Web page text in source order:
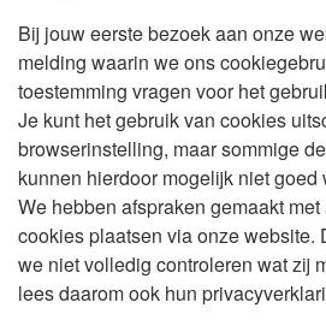
Bij jouw eerste bezoek aan onze
melding waarin we ons
toestemming vragen voor het
Je kunt het gebruik van cookies
browserinstelling, maar sommige
kunnen hierdoor mogelijk niet goed
We hebben afspraken gemaakt
cookies plaatsen via onze website.
we niet volledig controleren wat zij
lees daarom ook hun